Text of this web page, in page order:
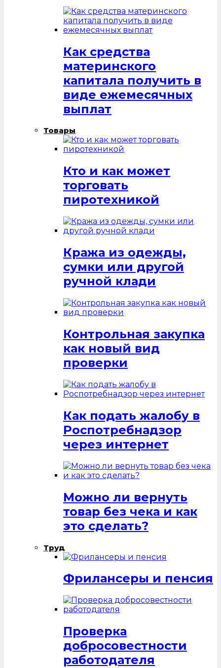
Как средства
материнского
капитала получить в
виде ежемесячных
выплат
Товары
Кто и как может
торговать
пиротехникой
Кража из одежды,
сумки или другой
ручной клади
Контрольная закупка
как новый вид
проверки
Как подать жалобу в
Роспотребнадзор
через интернет
Можно ли вернуть
товар без чека и как
это сделать?
Труд
Фрилансеры и пенсия
Проверка
добросовестности
работодателя